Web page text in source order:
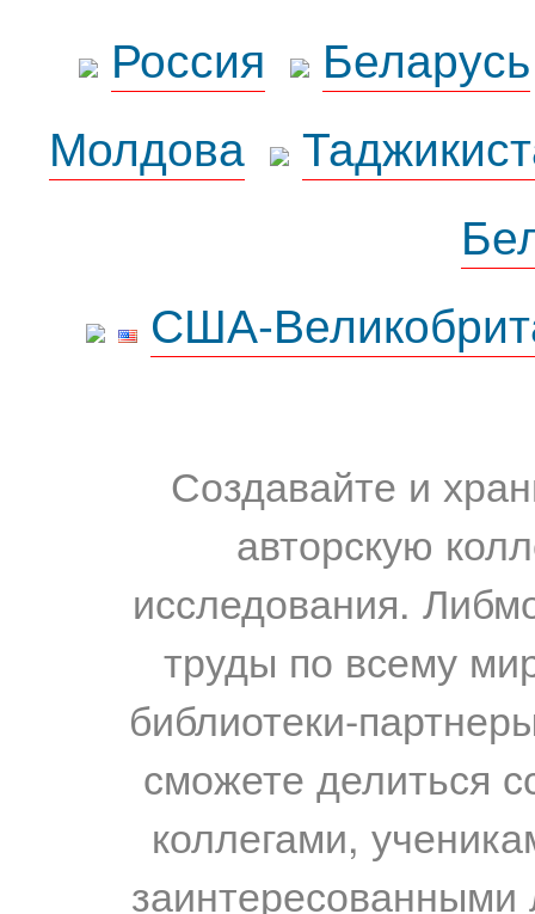
Россия
Беларусь
Молдова
США-
Создавайте и
авторскую
исследования.
труды по всему
библиотеки-
сможете делиться
коллегами,